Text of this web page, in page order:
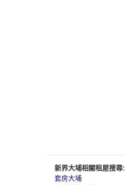
新界大埔相關租屋搜尋:
套房大埔